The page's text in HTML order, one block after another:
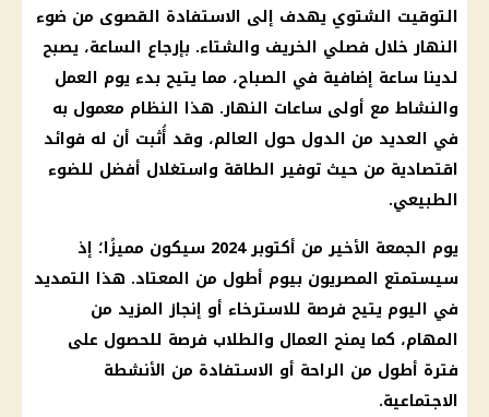
التوقيت الشتوي يهدف إلى الاستفادة القصوى من ضوء
النهار خلال فصلي الخريف والشتاء. بإرجاع الساعة، يصبح
لدينا ساعة إضافية في الصباح، مما يتيح بدء يوم العمل
والنشاط مع أولى ساعات النهار. هذا النظام معمول به
في العديد من الدول حول العالم، وقد أُثبت أن له فوائد
اقتصادية من حيث توفيرالطاقة واستغلال أفضل للضوء
الطبيعي.
يوم
الجمعة الأخير من أكتوبر 2024 سيكون مميزًا؛ إذ
سيستمتع المصريون بيوم أطول من المعتاد. هذا التمديد
في اليوم يتيح فرصة للاسترخاء أو إنجاز المزيد من
المهام، كما يمنح العمال والطلاب فرصة للحصول على
فترة أطول من الراحة أو الاستفادة من الأنشطة
الاجتماعية.